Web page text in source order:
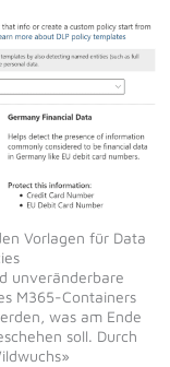
Vorlagen für Data
unveränderbare
M365-Containers
was am Ende
soll. Durch